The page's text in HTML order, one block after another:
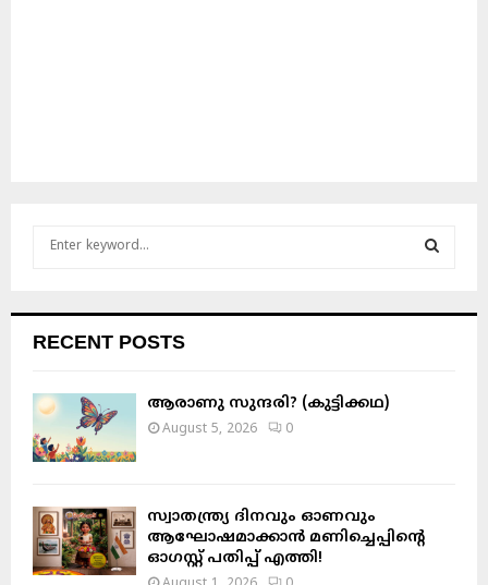
h
o
:
RECENT POSTS
ആരാണു സുന്ദരി? (കുട്ടിക്കഥ)
August 5, 2026 0
സ്വാതന്ത്ര്യ ദിനവും ഓണവും
ആഘോഷമാക്കാൻ മണിച്ചെപ്പിന്റെ
ഓഗസ്റ്റ് പതിപ്പ് എത്തി!